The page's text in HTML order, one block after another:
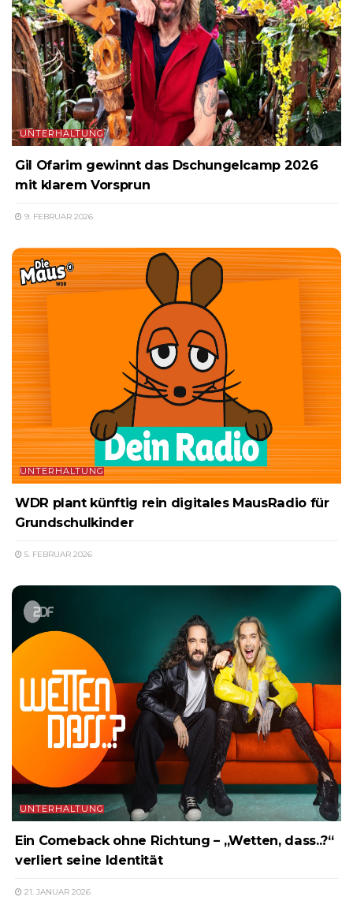
UNTERHALTUNG
Gil Ofarim gewinnt das Dschungelcamp 2026
mit klarem Vorsprun
9. FEBRUAR 2026
UNTERHALTUNG
WDR plant künftig rein digitales MausRadio für
Grundschulkinder
5. FEBRUAR 2026
UNTERHALTUNG
Ein Comeback ohne Richtung – „Wetten, dass..?“
verliert seine Identität
21. JANUAR 2026